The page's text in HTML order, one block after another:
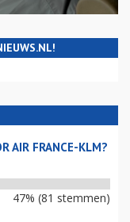
AIR FRANCE-KLM?
47% (81 stemmen)